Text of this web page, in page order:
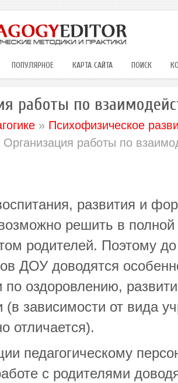
ПОПУЛЯРНОЕ КАРТА САЙТА ПОИСК
работы по
» Психофизическое
Организация работы по
развития и
решить в полной
родителей. Поэтому
ДОУ доводятся
по оздоровлению,
(в зависимости от вида
отличается).
педагогическому
с родителями